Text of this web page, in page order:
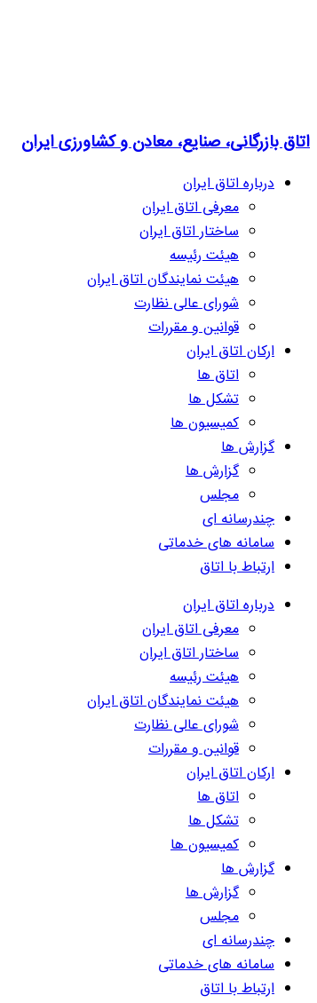
اتاق بازرگانی، صنایع، معادن و کشاورزی ایران
درباره اتاق ایران
معرفی اتاق ایران
ساختار اتاق ایران
هیئت رئیسه
هیئت نمایندگان اتاق ایران
شورای عالی نظارت
قوانین و مقررات
ارکان اتاق ایران
اتاق ها
تشکل ها
کمیسیون ها
گزارش ها
گزارش ها
مجلس
چندرسانه ای
سامانه های خدماتی
ارتباط با اتاق
درباره اتاق ایران
معرفی اتاق ایران
ساختار اتاق ایران
هیئت رئیسه
هیئت نمایندگان اتاق ایران
شورای عالی نظارت
قوانین و مقررات
ارکان اتاق ایران
اتاق ها
تشکل ها
کمیسیون ها
گزارش ها
گزارش ها
مجلس
چندرسانه ای
سامانه های خدماتی
ارتباط با اتاق